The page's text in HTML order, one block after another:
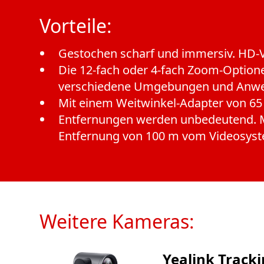
Vorteile:
Gestochen scharf und immersiv.
Die 12-fach oder 4-fach Zoom-
verschiedene Umgebungen und
Mit einem Weitwinkel-Adapter von
Entfernungen werden unbedeutend.
Entfernung von 100 m vom
Weitere Kameras:
Yealink